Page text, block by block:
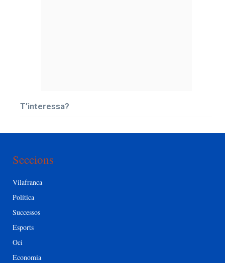
T’interessa?
Seccions
Vilafranca
Política
Successos
Esports
Oci
Economia